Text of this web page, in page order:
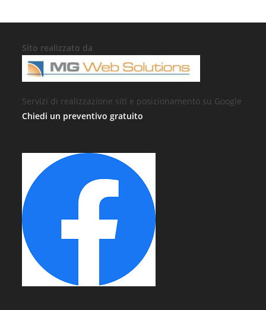
Sito realizzato da
Servizi di realizzazione siti e posizionamento su Google
Chiedi un preventivo gratuito